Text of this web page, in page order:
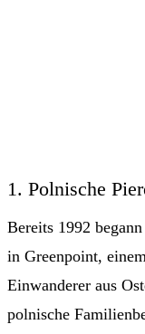
1. Polnische
Bereits 1992
in Greenpoint,
Einwanderer aus
polnische